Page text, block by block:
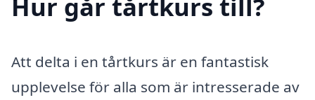
Hur går tårtkurs till?
Att delta i en tårtkurs är en fantastisk
upplevelse för alla som är intresserade av